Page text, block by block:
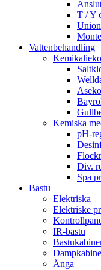
T / Y
Vattenbehandling
Aseko
Kemiska
pH-
Div.
Spa
Bastu
Elektriska
Elektriske
IR-bastu
Ånga